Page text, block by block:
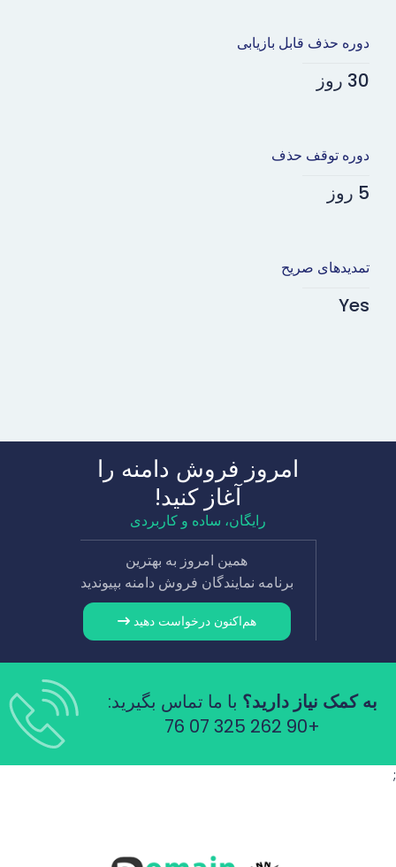
دوره حذف قابل بازیابی
30 روز
دوره توقف حذف
5 روز
تمدیدهای صریح
Yes
امروز فروش دامنه را
آغاز کنید!
رایگان، ساده و کاربردی
همین امروز به بهترین
برنامه نمایندگان فروش دامنه بپیوندید
هم‌اکنون درخواست دهید
به کمک نیاز دارید؟ با ما تماس بگیرید:
+90 262 325 07 76
;